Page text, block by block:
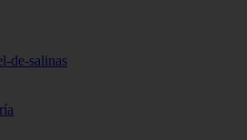
de-salinas